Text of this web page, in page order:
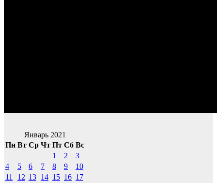
Январь 2021
Пн Вт Ср Чт Пт Сб Вс
1
2
3
4
5 6 7 8 9
10
11
12 13 14 15 16 17